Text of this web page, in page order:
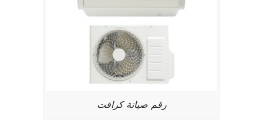
رقم صيانة كرافت